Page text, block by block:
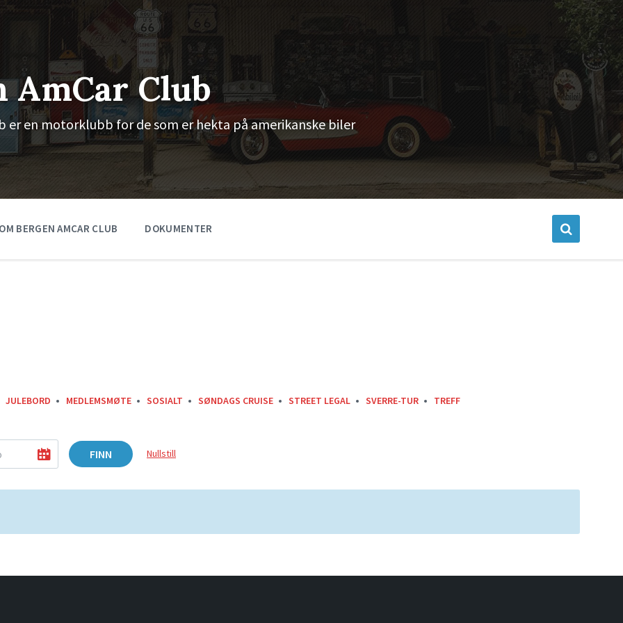
AmCar Club
er en motorklubb for de som er hekta på amerikanske biler
OM BERGEN AMCAR CLUB DOKUMENTER
JULEBORD MEDLEMSMØTE SOSIALT SØNDAGS CRUISE STREET LEGAL SVERRE-TUR TREFF
FINN Nullstill